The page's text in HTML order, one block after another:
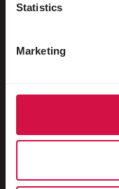
Statistics
Marketing
Reptielen
Herbivoren